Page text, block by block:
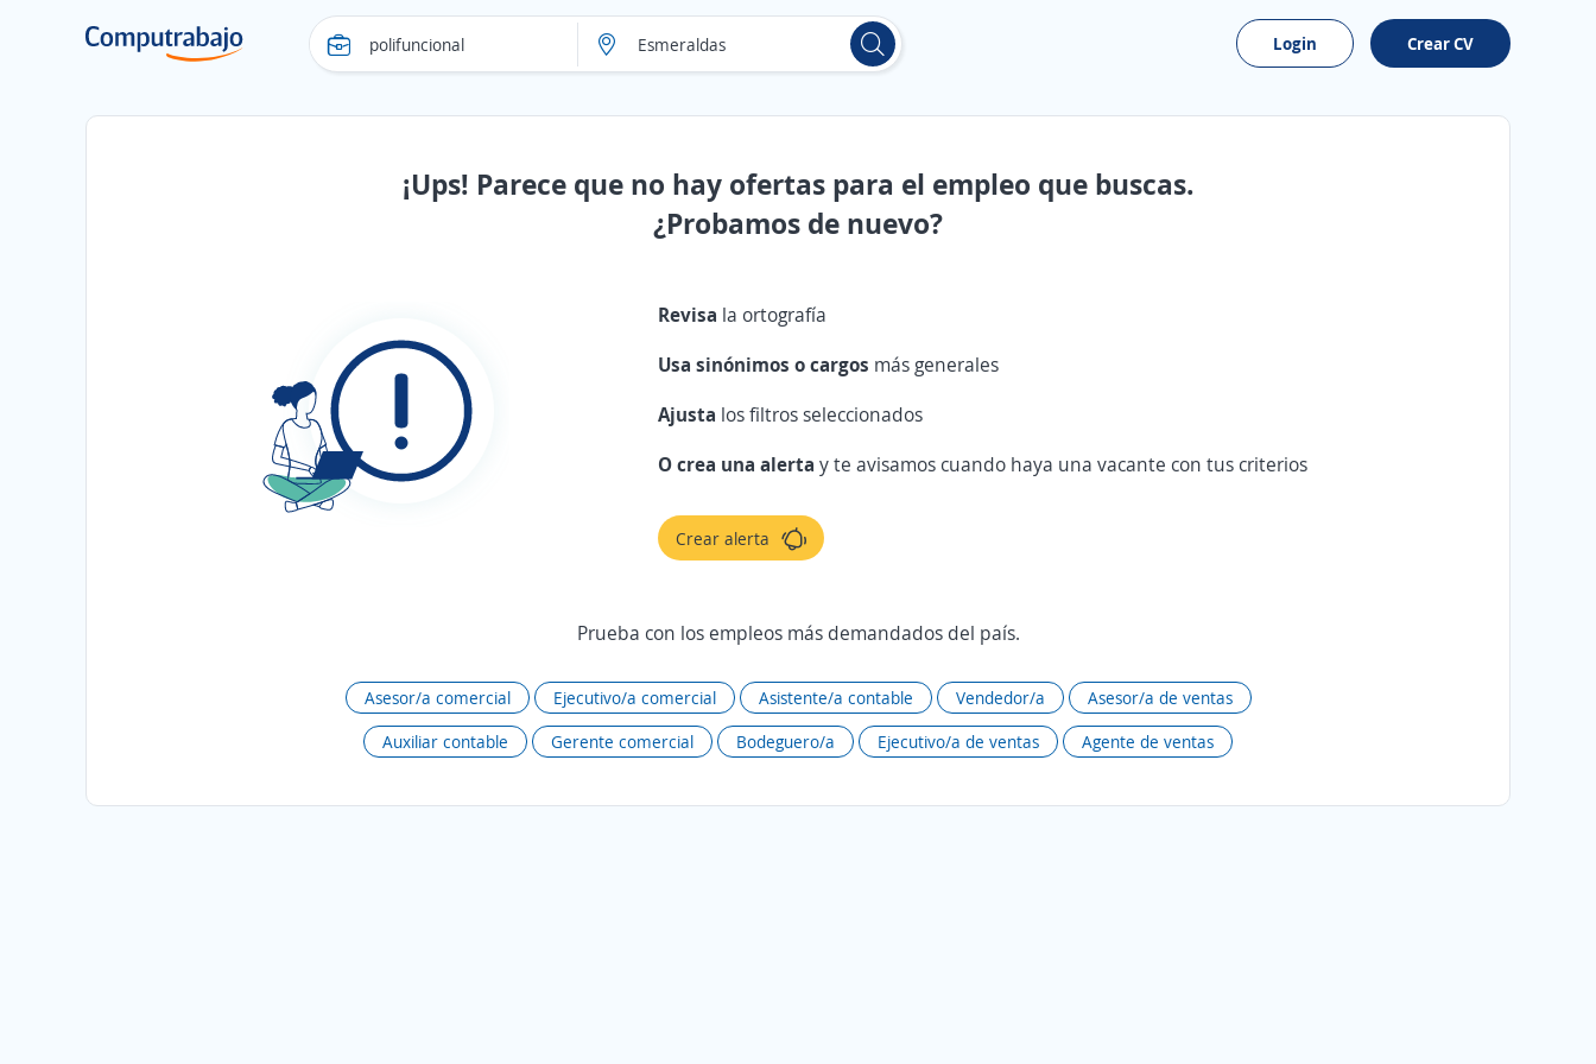
Login Crear CV
¡Ups! Parece que no hay ofertas para el empleo que buscas.
¿Probamos de nuevo?
Revisa la ortografía
Usa sinónimos o cargos más generales
Ajusta los filtros seleccionados
O crea una alertay te avisamos cuando haya una vacante con tus criterios
Crear alerta
Prueba con los empleos más demandados del país.
Asesor/a comercial Ejecutivo/a comercial Asistente/a contable Vendedor/a
Asesor/a de ventas
Auxiliar contable
Gerente comercial Bodeguero/a Ejecutivo/a de ventas Agente de ventas